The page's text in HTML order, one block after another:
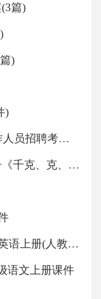
合体Ⅱ是柠檬
琥珀酸-泛醌还
：琥珀酸→FAD
醌A亚基：含
基；B亚基：
醌琥珀酸延
（三）复合体
色素c复合体
篇)
)
)
2022年四川农业大学工作人员招聘考试试题及答案
北师大版三年级数学下册《千克、克、吨》课件
开学第一课(课件)八年级英语上册(人教版)
语文上册课件